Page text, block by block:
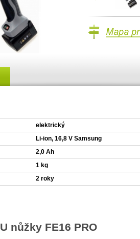
Mapa prodejců
elektrický
Li-ion, 16,8 V Samsung
2,0 Ah
1 kg
2 roky
nůžky FE16 PRO